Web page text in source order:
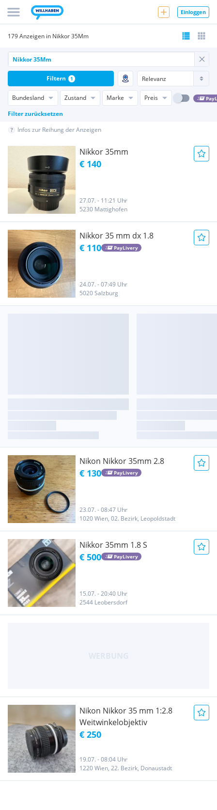
Einloggen
179 Anzeigen in Nikkor 35Mm
Bundesland Zustand Marke Preis
Filter zurücksetzen
Filtern 1
Infos zur Reihung der Anzeigen
Nikkor 35mm
€ 140
27.07. - 11:21 Uhr
5230 Mattighofen
Nikkor 35 mm dx 1.8
€ 110 PayLivery
24.07. - 07:49 Uhr
5020 Salzburg
Nikon Nikkor 35mm 2.8
€ 130 PayLivery
23.07. - 08:47 Uhr
1020 Wien, 02. Bezirk, Leopoldstadt
Nikkor 35mm 1.8 S
€ 500 PayLivery
15.07. - 20:40 Uhr
2544 Leobersdorf
Nikon Nikkor 35 mm 1:2.8
Weitwinkelobjektiv
€ 250
19.07. - 08:04 Uhr
1220 Wien, 22. Bezirk, Donaustadt